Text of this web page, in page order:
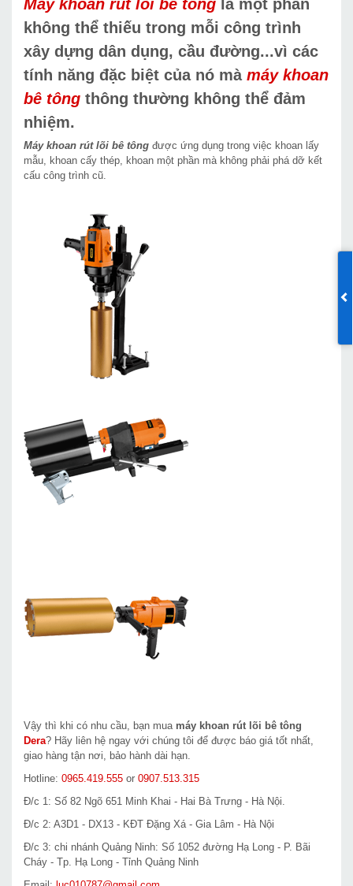
Máy khoan rút lõi bê tông là một phần
không thể thiếu trong mỗi công trình
xây dựng dân dụng, cầu đường...vì các
tính năng đặc biệt của nó mà máy khoan
bê tông thông thường không thể đảm
nhiệm.
Máy khoan rút lõi bê tông được ứng dụng trong việc khoan lấy
mẫu, khoan cấy thép, khoan một phần mà không phải phá dỡ kết
cấu công trình cũ.
Vậy thì khi có nhu cầu, bạn mua máy khoan rút lõi bê tông
Dera? Hãy liên hệ ngay với chúng tôi để được báo giá tốt nhất,
giao hàng tận nơi, bảo hành dài hạn.
Hotline: 0965.419.555 or 0907.513.315
Đ/c 1: Số 82 Ngõ 651 Minh Khai - Hai Bà Trưng - Hà Nội.
Đ/c 2: A3D1 - DX13 - KĐT Đặng Xá - Gia Lâm - Hà Nội
Đ/c 3: chi nhánh Quảng Ninh: Số 1052 đường Hạ Long - P. Bãi
Cháy - Tp. Hạ Long - Tỉnh Quảng Ninh